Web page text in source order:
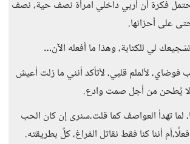
فكرة أن أربي داخلي امرأة نصف حية، نصف
على أحزانها.
لي للكتابة، وهذا ما أفعله الآن…
فوضاي، لألملم قلبي، لأتأكد أنني ما زلت أعيش
يُطحن من أجل صمت وادع.
لما تهدأ العواصف كما قلت،سنرى إن كان الحب
أننا كنا فقط نقاتل الفراغ، كلٌ بطريقته.